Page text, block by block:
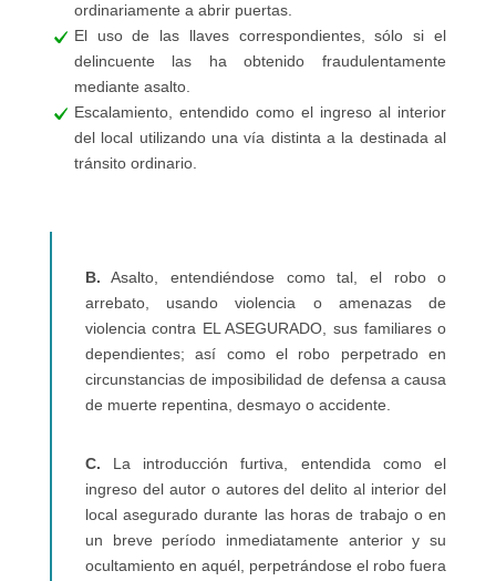
ordinariamente a abrir puertas.
El uso de las llaves correspondientes, sólo si el
delincuente las ha obtenido fraudulentamente
mediante asalto.
Escalamiento, entendido como el ingreso al interior
del local utilizando una vía distinta a la destinada al
tránsito ordinario.
B. Asalto, entendiéndose como tal, el robo o
arrebato, usando violencia o amenazas de
violencia contra EL ASEGURADO, sus familiares o
dependientes; así como el robo perpetrado en
circunstancias de imposibilidad de defensa a causa
de muerte repentina, desmayo o accidente.
C. La introducción furtiva, entendida como el
ingreso del autor o autores del delito al interior del
local asegurado durante las horas de trabajo o en
un breve período inmediatamente anterior y su
ocultamiento en aquél, perpetrándose el robo fuera